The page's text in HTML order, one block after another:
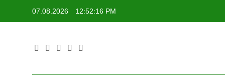
07.08.2026 12:52:17 PM